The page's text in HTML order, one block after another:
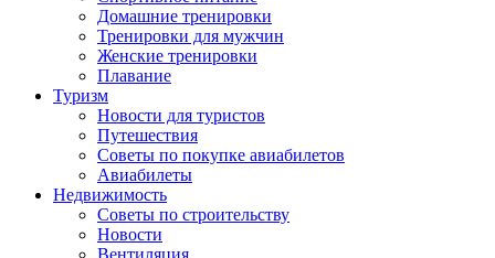
Домашние тренировки
Тренировки для мужчин
Женские тренировки
Плавание
Туризм
Новости для туристов
Путешествия
Советы по покупке авиабилетов
Авиабилеты
Недвижимость
Советы по строительству
Новости
Вентиляция